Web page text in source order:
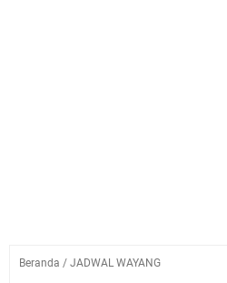
Beranda / JADWAL WAYANG